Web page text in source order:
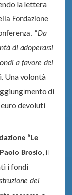
la lettera
Fondazione
“Da
di adoperarsi
a favore dei
Una volontà
di
devoluti
“Le
Paolo Brosio, il
i fondi
del